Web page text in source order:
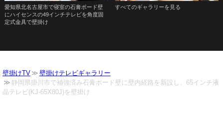
愛知県北名古屋市で寝室の石膏ボード壁
にハイセンスの49インチテレビを角度固
定式金具で壁掛け
すべてのギャラリーを見る
壁掛けTV
壁掛けテレビギャラリー
静岡県掛川市で補強済み石膏ボード壁に壁内経路を新設し、65インチ液
晶テレビ(KJ-65X80J)を壁掛け